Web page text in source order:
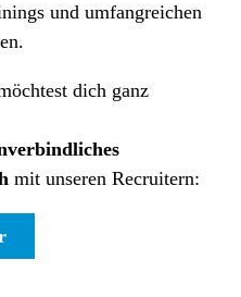
und umfangreichen
dich ganz
mit unseren Recruitern: